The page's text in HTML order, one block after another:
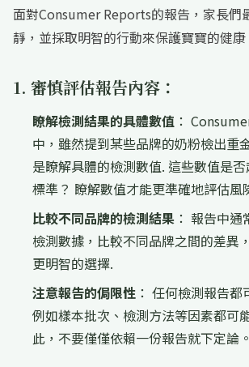
面對Consumer Reports的報告，家長們
靜，並採取明智的行動來保護寶寶的健康
1. 審慎評估報告內容：
瞭解檢測結果的具體數值 ：
中，雖然提到某些品牌的奶粉檢出重
是瞭解具體的檢測數值. 這些數值是
標準？ 瞭解數值才能更準確地評估風
比較不同品牌的檢測結果 ： 報告中
檢測數據，比較不同品牌之間的差異
更明智的選擇.
注意報告的侷限性 ： 任何檢測報告都
例如樣本批次、檢測方法等因素都可
此，不要僅僅依賴一份報告就下定論。